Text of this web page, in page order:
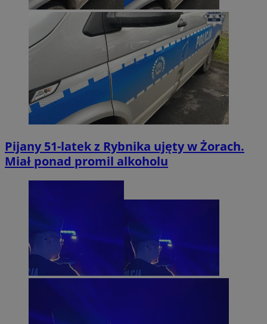
Pijany 51-latek z Rybnika ujęty w Żorach.
Miał ponad promil alkoholu